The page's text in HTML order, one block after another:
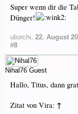
Super wenn dir die
Dünger!
uliorchi, 22. August
#8
Nihal76 Guest
Hallo, Titus, dann
Zitat von Vira: ↑